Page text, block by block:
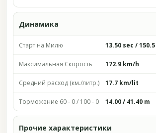
Динамика
Старт на Милю 13.50 sec /
Максимальная Скорость 172.9 km/h
Средний расход (км./литр.) 17.7 km/lit
Торможение 60 - 0 / 100 - 0 14.00 / 41.40 m
Прочие характеристики